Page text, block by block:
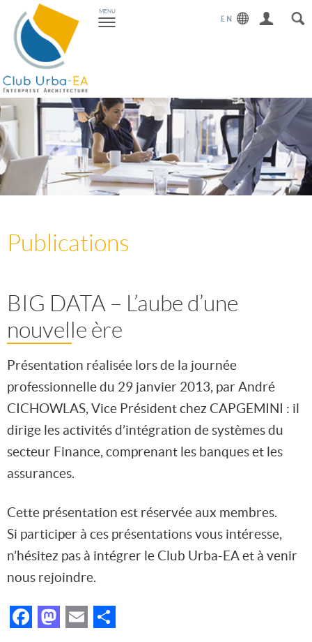
Toggle
navigation
MENU
Publications
BIG DATA – L’aube d’une
nouvelle ère
Présentation réalisée lors de la journée
professionnelle du 29 janvier 2013, par André
CICHOWLAS, Vice Président chez CAPGEMINI : il
dirige les activités d’intégration de systèmes du
secteur Finance, comprenant les banques et les
assurances.
Cette présentation est réservée aux membres.
Si participer à ces présentations vous intéresse,
n’hésitez pas à intégrer le Club Urba-EA et à venir
nous rejoindre.
Facebook
Mastodon
Email